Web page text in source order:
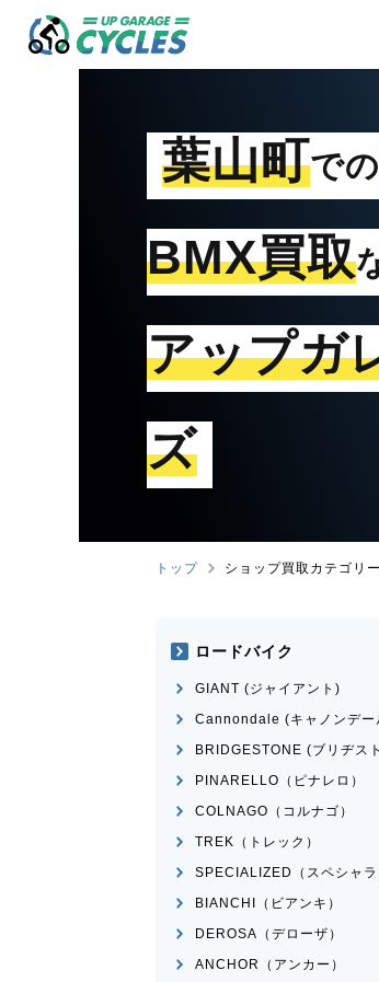
葉山町での
BMX買取
アップガ
ズ
トップ ショップ買取カテゴリ
BMX
MONGOOSEモデル
ロードバイク
GIANT (ジャイアント)
Cannondale (キャノンデー
BRIDGESTONE (ブリヂス
PINARELLO（ピナレロ）
COLNAGO（コルナゴ）
TREK（トレック）
SPECIALIZED（スペシャラ
BIANCHI（ビアンキ）
DEROSA（デローザ）
ANCHOR（アンカー）